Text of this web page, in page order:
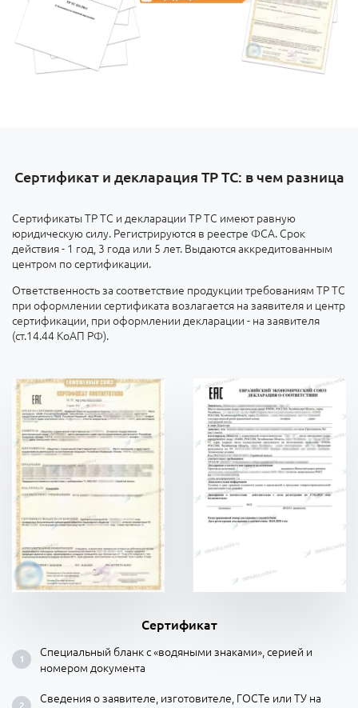
Сертификат и декларация ТР ТС: в чем разница
Сертификаты ТР ТС и декларации ТР ТС имеют равную
юридическую силу. Регистрируются в реестре ФСА. Срок
действия - 1 год, 3 года или 5 лет. Выдаются аккредитованным
центром по сертификации.
Ответственность за соответствие продукции требованиям ТР ТС
при оформлении сертификата возлагается на заявителя и центр
сертификации, при оформлении декларации - на заявителя
(ст.14.44 КоАП РФ).
Сертификат
Специальный бланк с «водяными знаками», серией и
номером документа
Сведения о заявителе, изготовителе, ГОСТе или ТУ на